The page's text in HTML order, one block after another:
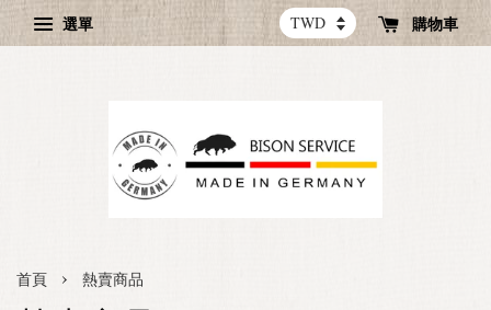
選單 購物車
首頁 › 熱賣商品